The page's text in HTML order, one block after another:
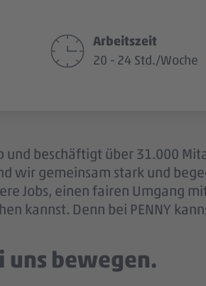
Arbeitszeit
20 - 24 Std./Woche
und beschäftigt über 31.000
wir gemeinsam stark und
Jobs, einen fairen Umgang
kannst. Denn bei PENNY
uns bewegen.